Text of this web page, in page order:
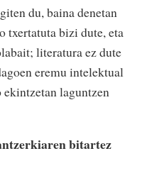
du, baina denetan
txertatuta bizi dute, eta
literatura ez dute
eremu intelektual
ekintzetan laguntzen
bitartez